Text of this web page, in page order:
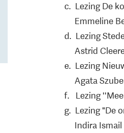
c. Lezing De
Emmeline
d. Lezing
Astrid
e. Lezing
Agata
f. Lezing
g. Lezing "De
Indira Ismail